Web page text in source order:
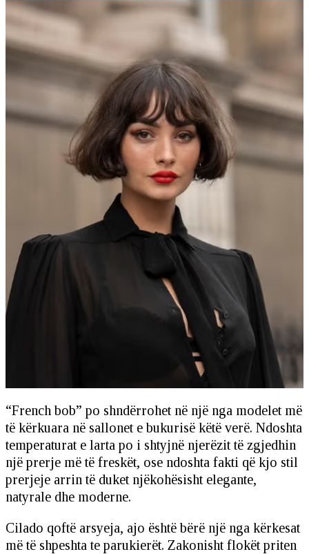
“French bob” po shndërrohet në një nga modelet më
të kërkuara në sallonet e bukurisë këtë verë. Ndoshta
temperaturat e larta po i shtyjnë njerëzit të zgjedhin
një prerje më të freskët, ose ndoshta fakti që kjo stil
prerjeje arrin të duket njëkohësisht elegante,
natyrale dhe moderne.
Cilado qoftë arsyeja, ajo është bërë një nga kërkesat
më të shpeshta te parukierët. Zakonisht flokët priten